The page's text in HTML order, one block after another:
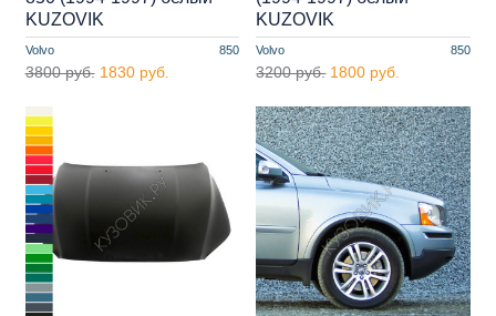
Volvo 850
KUZOVIK
3800 руб. 1830 руб.
Volvo 850
KUZOVIK
3200 руб. 1800 руб.